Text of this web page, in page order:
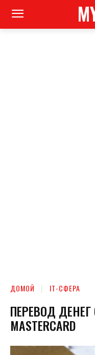
ДОМОЙ ІТ-СФЕРА
ПЕРЕВОД
MASTERCARD